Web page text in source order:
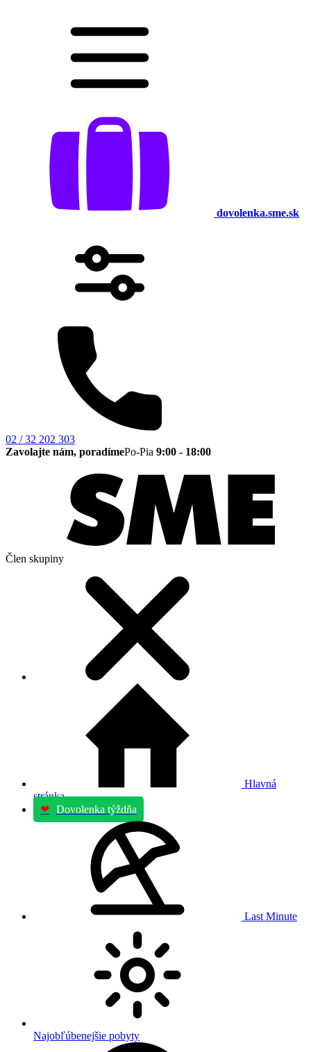
dovolenka.sme.sk
02 / 32 202 303
Zavolajte nám, poradímePo-Pia 9:00 - 18:00
Člen skupiny
Hlavná
stránka
❤ Dovolenka týždňa
Last Minute
Najobľúbenejšie pobyty